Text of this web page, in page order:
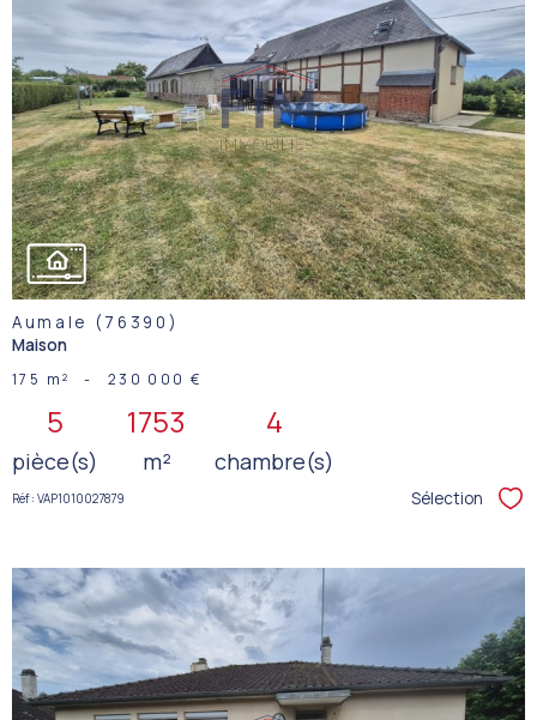
VOIR LE
BIEN
Aumale (76390)
Maison
175 m² - 230 000 €
5
pièce(s)
1753
m²
4
chambre(s)
Réf : VAP1010027879 Sélection